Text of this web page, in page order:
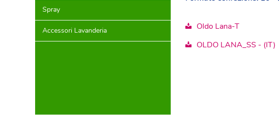
Spray
Accessori Lavanderia
Oldo Lana-T
OLDO LANA_SS - (IT)